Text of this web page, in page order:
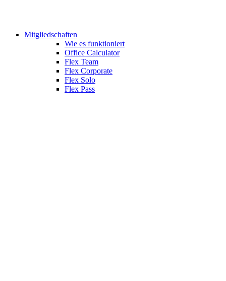
Mitgliedschaften
Wie es funktioniert
Office Calculator
Flex Team
Flex Corporate
Flex Solo
Flex Pass